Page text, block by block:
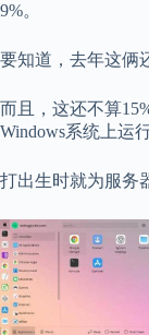
9%。
要知道，去年这俩
而且，这还不算
Windows系统上运
打出生时就为服务